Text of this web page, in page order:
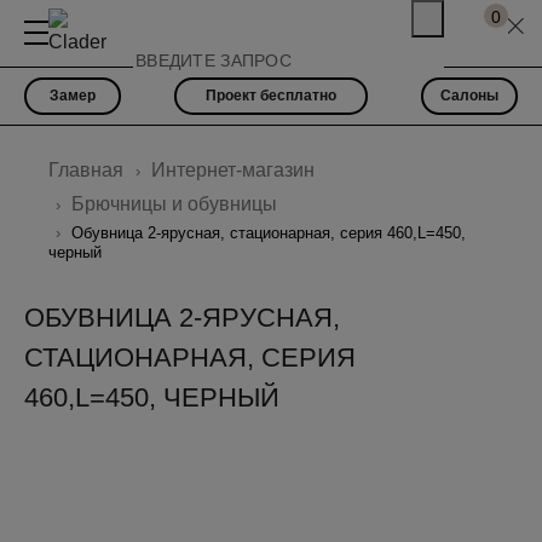
0
Замер Проект бесплатно Салоны
Главная
Интернет-магазин
Брючницы и обувницы
Обувница 2-ярусная, стационарная, серия 460,L=450,
черный
ОБУВНИЦА 2-ЯРУСНАЯ,
СТАЦИОНАРНАЯ, СЕРИЯ
460,L=450, ЧЕРНЫЙ